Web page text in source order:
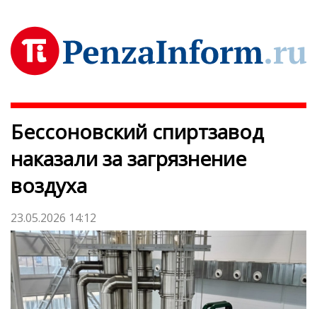
Бессоновский спиртзавод
наказали за загрязнение
воздуха
23.05.2026 14:12